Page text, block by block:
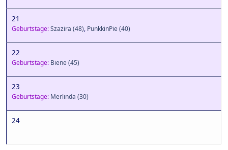
21
Geburtstage:Szazira (48), PunkkinPie(40)
22
Geburtstage: Biene(45)
23
Geburtstage: Merlinda (30)
24